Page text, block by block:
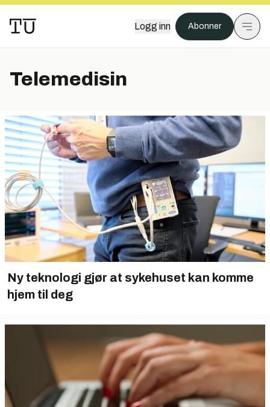
Logg inn Abonner
Telemedisin
Ny teknologi gjør at sykehuset kan komme
hjem til deg